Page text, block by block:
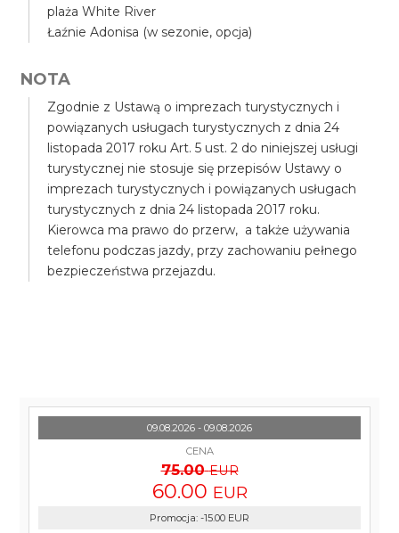
plaża White River
Łaźnie Adonisa (w sezonie, opcja)
NOTA
Zgodnie z Ustawą o imprezach turystycznych i
powiązanych usługach turystycznych z dnia 24
listopada 2017 roku Art. 5 ust. 2 do niniejszej usługi
turystycznej nie stosuje się przepisów Ustawy o
imprezach turystycznych i powiązanych usługach
turystycznych z dnia 24 listopada 2017 roku.
Kierowca ma prawo do przerw, a także używania
telefonu podczas jazdy, przy zachowaniu pełnego
bezpieczeństwa przejazdu.
09.08.2026 - 09.08.2026
CENA
75.00 EUR
60.00 EUR
Promocja: -15.00 EUR